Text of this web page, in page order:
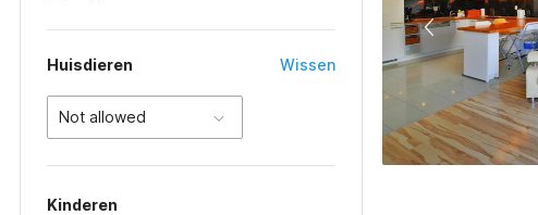
Huisdieren Wissen
Not allowed
Kinderen